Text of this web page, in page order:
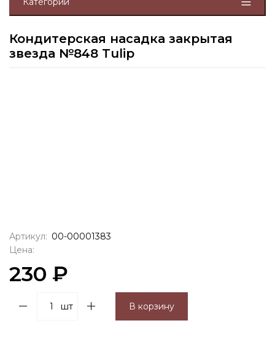
Кондитерская насадка закрытая
звезда №848 Tulip
Артикул: 00-00001383
Цена:
230 ₽
шт В корзину